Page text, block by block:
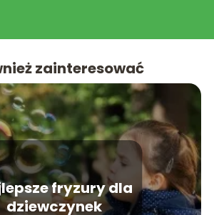
zainteresować
fryzury dla
dziewczynek